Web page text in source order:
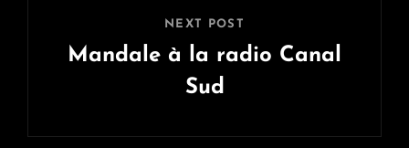
NEXT POST
Mandale à la radio Canal
Sud
Post